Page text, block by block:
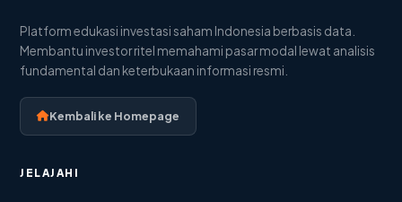
Platform edukasi investasi saham Indonesia berbasis data.
Membantu investor ritel memahami pasar modal lewat analisis
fundamental dan keterbukaan informasi resmi.
Kembali ke Homepage
JELAJAHI